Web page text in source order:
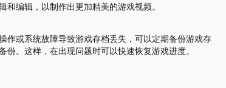
编辑，以制作出更加精美的游戏视频。
作或系统故障导致游戏存档丢失，可以定期备份游戏存
。这样，在出现问题时可以快速恢复游戏进度。